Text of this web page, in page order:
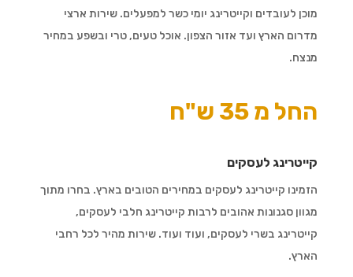
מוכן לעובדים וקייטרינג יומי כשר למפעלים. שירות ארצי
מדרום הארץ ועד אזור הצפון. אוכל טעים, טרי ובשפע במחיר
מנצח.
החל מ 35 ש"ח
קייטרינג לעסקים
הזמינו קייטרינג לעסקים במחירים הטובים בארץ. בחרו מתוך
מגוון סגנונות אהובים לרבות קייטרינג חלבי לעסקים,
קייטרינג בשרי לעסקים, ועוד ועוד. שירות מהיר לכל רחבי
הארץ.